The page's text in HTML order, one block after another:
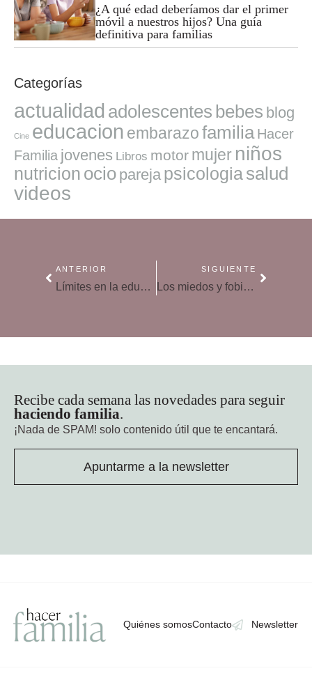
¿A qué edad deberíamos dar el primer
móvil a nuestros hijos? Una guía
definitiva para familias
Categorías
actualidad adolescentes bebes blog
Cine educacion embarazofamilia Hacer
Familia jovenes Libros motor mujer niños
nutricion ocio pareja psicologiasalud
videos
ANTERIOR
Límites en la educación: ¿por qué debemos marcar normas a los niños?
SIGUIENTE
Los miedos y fobias más frecuentes en los niños
Recibe cada semana las novedades para seguir
haciendo familia.
¡Nada de SPAM! solo contenido útil que te encantará.
Apuntarme a la newsletter
Quiénes somosContacto Newsletter